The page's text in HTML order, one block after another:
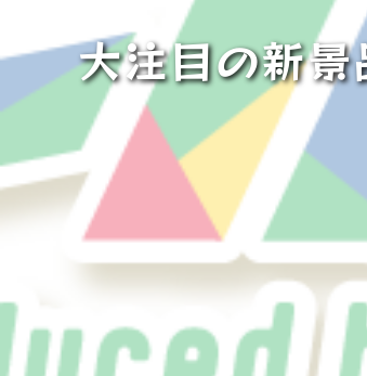
大注目の新